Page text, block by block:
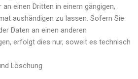
einen Dritten in einem gängigen,
aushändigen zu lassen. Sofern Sie
Daten an einen anderen
erfolgt dies nur, soweit es technisch
Löschung